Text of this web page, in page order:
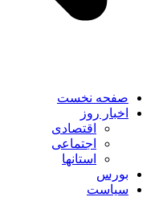
صفحه نخست
اخبار روز
اقتصادی
اجتماعی
استانها
بورس
سیاست